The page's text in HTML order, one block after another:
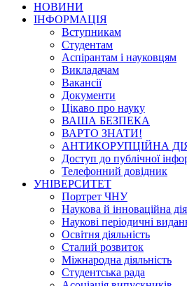
НОВИНИ
ІНФОРМАЦІЯ
Вступникам
Студентам
Аспірантам і науковцям
Викладачам
Вакансії
Документи
Цікаво про науку
ВАША БЕЗПЕКА
ВАРТО ЗНАТИ!
АНТИКОРУПЦІЙНА
Доступ до публічної
Телефонний довідник
УНІВЕРСИТЕТ
Портрет ЧНУ
Наукова й інноваційна
Наукові періодичні
Освітня діяльність
Сталий розвиток
Міжнародна діяльність
Студентська рада